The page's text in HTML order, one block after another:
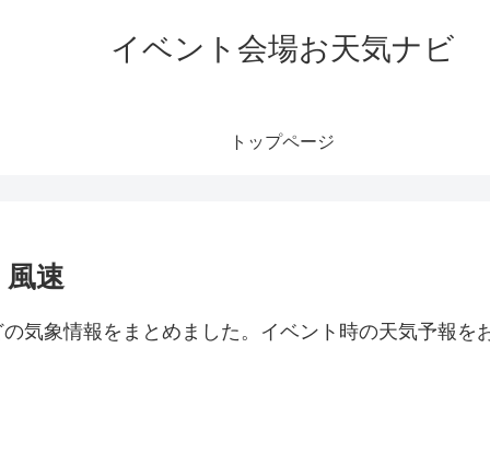
イベント会場お天気ナビ
トップページ
風速
気象情報をまとめました。イベント時の天気予報を